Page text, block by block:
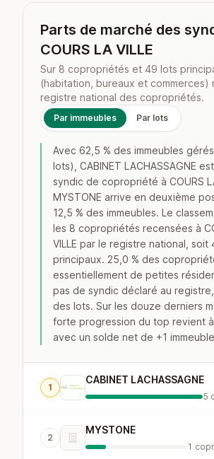
Parts de marché des
COURS LA VILLE
Sur 8 copropriétés et 49 lots
(habitation, bureaux et commerces)
registre national des copropriétés.
Par immeubles Par lots
Avec 62,5 % des immeubles
lots), CABINET LACHASSAGNE
syndic de copropriété à COURS
MYSTONE arrive en deuxième
12,5 % des immeubles. Le
les 8 copropriétés recensées à
VILLE par le registre national, soit
principaux. 25,0 % des
essentiellement de petites
pas de syndic déclaré au
des lots. Sur les douze derniers
forte progression du top revient à
avec un solde net de +1
1
CABINET LACHASSAGNE
5
2
MYSTONE
1